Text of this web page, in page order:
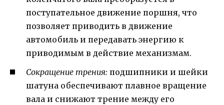
поступательное движение поршня, что
позволяет приводить в движение
автомобиль и передавать энергию к
приводимым в действие механизмам.
Сокращение трения: подшипники и шейки
шатуна обеспечивают плавное вращение
вала и снижают трение между его